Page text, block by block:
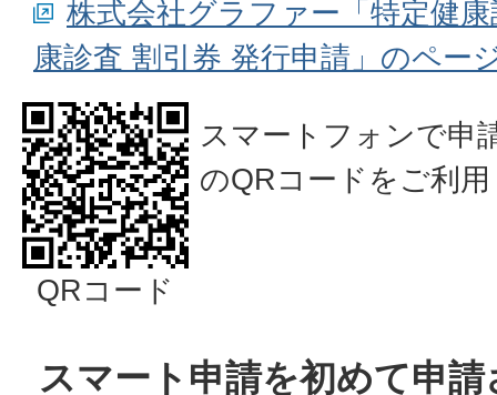
株式会社グラファー「特定健
康診査 割引券 発行申請」のペー
QRコード
スマートフォンで申
のQRコードをご利
スマート申請を初めて申